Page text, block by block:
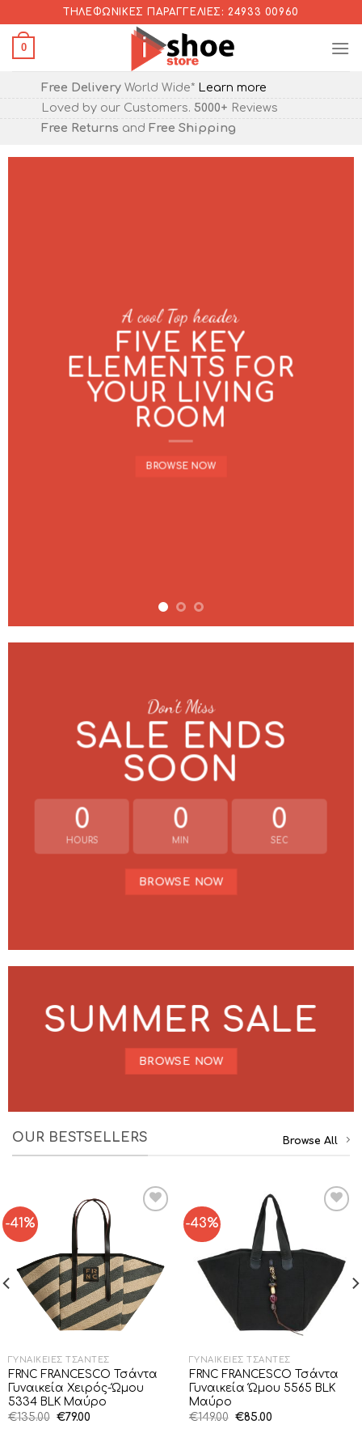
to
content
ΤΗΛΕΦΩΝΙΚΈΣ ΠΑΡΑΓΓΕΛΊΕΣ: 24933 00960
0
Free Delivery World Wide* Learn more
Loved by our Customers. 5000+ Reviews
Free Returns and Free Shipping
A cool Top header
FIVE KEY
ELEMENTS FOR
YOUR LIVING
ROOM
BROWSE NOW
Don’t Miss
SALE ENDS
SOON
0
HOURS
0
MIN
0
SEC
BROWSE NOW
SUMMER SALE
BROWSE NOW
OUR BESTSELLERS Browse All
-41%
ΓΥΝΑΙΚΕΊΕΣ ΤΣΆΝΤΕΣ
FRNC FRANCESCO Τσάντα
Γυναικεία Χειρός-Ώμου
5334 BLK Μαύρο
€135.00 Original
€79.00Η
-43%
ΓΥΝΑΙΚΕΊΕΣ ΤΣΆΝΤΕΣ
FRNC FRANCESCO Τσάντα
Γυναικεία Ώμου 5565 BLK
Μαύρο
€149.00 Original
€85.00Η